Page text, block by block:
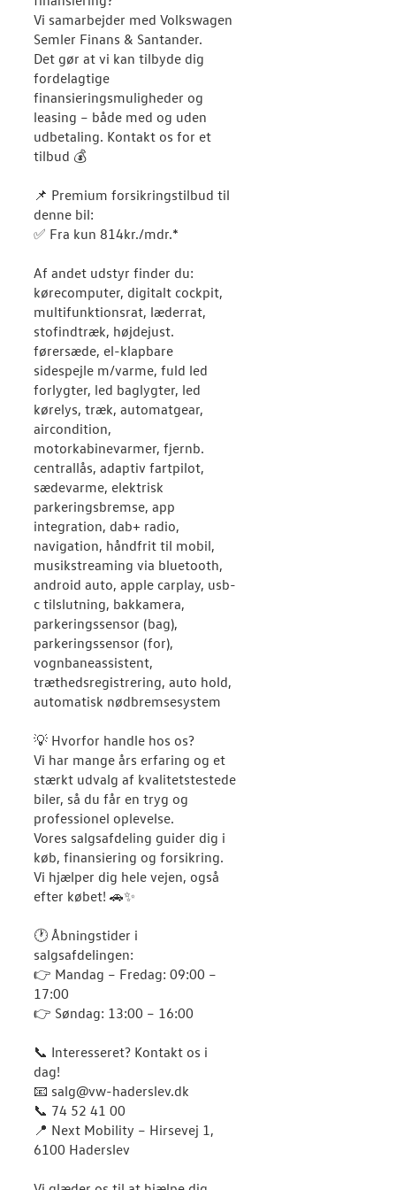
Vi samarbejder med Volkswagen
Semler Finans & Santander.
Det gør at vi kan tilbyde dig
fordelagtige
finansieringsmuligheder og
leasing – både med og uden
udbetaling. Kontakt os for et
tilbud 💰
📌 Premium forsikringstilbud til
denne bil:
✅ Fra kun 814kr./mdr.*
Af andet udstyr finder du:
kørecomputer, digitalt cockpit,
multifunktionsrat, læderrat,
stofindtræk, højdejust.
førersæde, el-klapbare
sidespejle m/varme, fuld led
forlygter, led baglygter, led
kørelys, træk, automatgear,
aircondition,
motorkabinevarmer, fjernb.
centrallås, adaptiv fartpilot,
sædevarme, elektrisk
parkeringsbremse, app
integration, dab+ radio,
navigation, håndfrit til mobil,
musikstreaming via bluetooth,
android auto, apple carplay, usb-
c tilslutning, bakkamera,
parkeringssensor (bag),
parkeringssensor (for),
vognbaneassistent,
træthedsregistrering, auto hold,
automatisk nødbremsesystem
💡 Hvorfor handle hos os?
Vi har mange års erfaring og et
stærkt udvalg af kvalitetstestede
biler, så du får en tryg og
professionel oplevelse.
Vores salgsafdeling guider dig i
køb, finansiering og forsikring.
Vi hjælper dig hele vejen, også
efter købet! 🚗✨
🕐 Åbningstider i
salgsafdelingen:
👉 Mandag – Fredag: 09:00 –
17:00
👉 Søndag: 13:00 – 16:00
📞 Interesseret? Kontakt os i
dag!
📧 salg@vw-haderslev.dk
📞 74 52 41 00
📍 Next Mobility – Hirsevej 1,
6100 Haderslev